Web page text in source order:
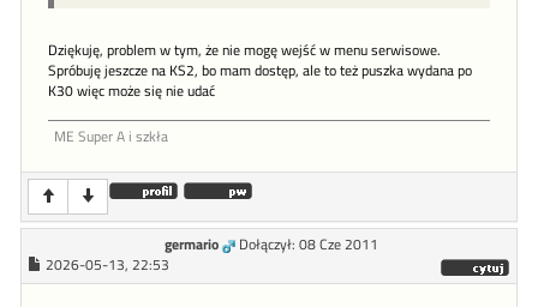
Dziękuję, problem w tym, że nie mogę wejść w menu serwisowe.
Spróbuję jeszcze na KS2, bo mam dostęp, ale to też puszka wydana po
K30 więc może się nie udać
ME Super A i szkła
germario
Dołączył: 08 Cze 2011
2026-05-13, 22:53